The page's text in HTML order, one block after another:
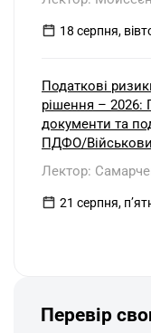
18 серпня,
Податкові
рішення – 2026:
документи та
ПДФО/
Лектор:
21 серпня,
Перевір